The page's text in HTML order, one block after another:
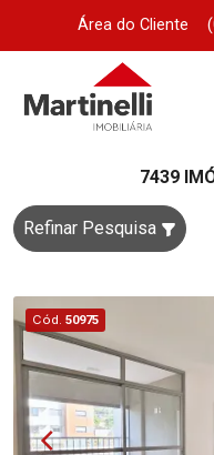
Área do Cliente
7439
Refinar Pesquisa
Cód. 50975